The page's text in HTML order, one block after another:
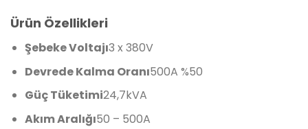
Ürün Özellikleri
Şebeke Voltajı3 x 380V
Devrede Kalma Oranı500A %50
Güç Tüketimi24,7kVA
Akım Aralığı50 – 500A